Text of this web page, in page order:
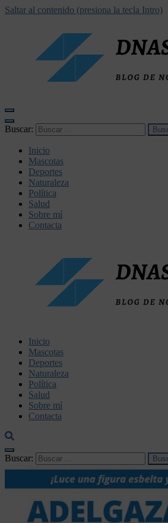
Saltar al contenido (presiona la tecla Intro)
Buscar:
Inicio
Mascotas
Deportes
Naturaleza
Política
Salud
Sobre mí
Contacta
dnaservic.es
Inicio
Mascotas
Deportes
Naturaleza
Política
Salud
Sobre mí
Contacta
Buscar: